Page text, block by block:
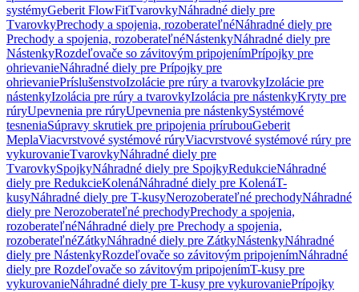
systémyGeberit FlowFitTvarovkyNáhradné diely pre
TvarovkyPrechody a spojenia, rozoberateľnéNáhradné diely pre
Prechody a spojenia, rozoberateľnéNástenkyNáhradné diely pre
NástenkyRozdeľovače so závitovým pripojenímPrípojky pre
ohrievanieNáhradné diely pre Prípojky pre
ohrievaniePríslušenstvoIzolácie pre rúry a tvarovkyIzolácie pre
nástenkyIzolácia pre rúry a tvarovkyIzolácia pre nástenkyKryty pre
rúryUpevnenia pre rúryUpevnenia pre nástenkySystémové
tesneniaSúpravy skrutiek pre pripojenia prírubouGeberit
MeplaViacvrstvové systémové rúryViacvrstvové systémové rúry pre
vykurovanieTvarovkyNáhradné diely pre
TvarovkySpojkyNáhradné diely pre SpojkyRedukcieNáhradné
diely pre RedukcieKolenáNáhradné diely pre KolenáT-
kusyNáhradné diely pre T-kusyNerozoberateľné prechodyNáhradné
diely pre Nerozoberateľné prechodyPrechody a spojenia,
rozoberateľnéNáhradné diely pre Prechody a spojenia,
rozoberateľnéZátkyNáhradné diely pre ZátkyNástenkyNáhradné
diely pre NástenkyRozdeľovače so závitovým pripojenímNáhradné
diely pre Rozdeľovače so závitovým pripojenímT-kusy pre
vykurovanieNáhradné diely pre T-kusy pre vykurovaniePrípojky